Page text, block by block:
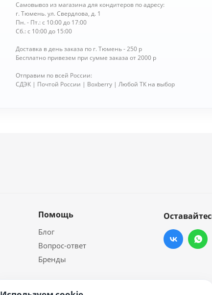
Самовывоз из магазина для кондитеров по адресу:
г. Тюмень. ул. Свердлова, д. 1
Пн. - Пт.: с 10:00 до 17:00
Сб.: с 10:00 до 15:00
Доставка в день заказа по г. Тюмень - 250 р
Бесплатно привезем при сумме заказа от 2000 р
Отправим по всей России:
СДЭК | Почтой России | Boxberry | Любой ТК на выбор
Помощь
Блог
Вопрос-ответ
Бренды